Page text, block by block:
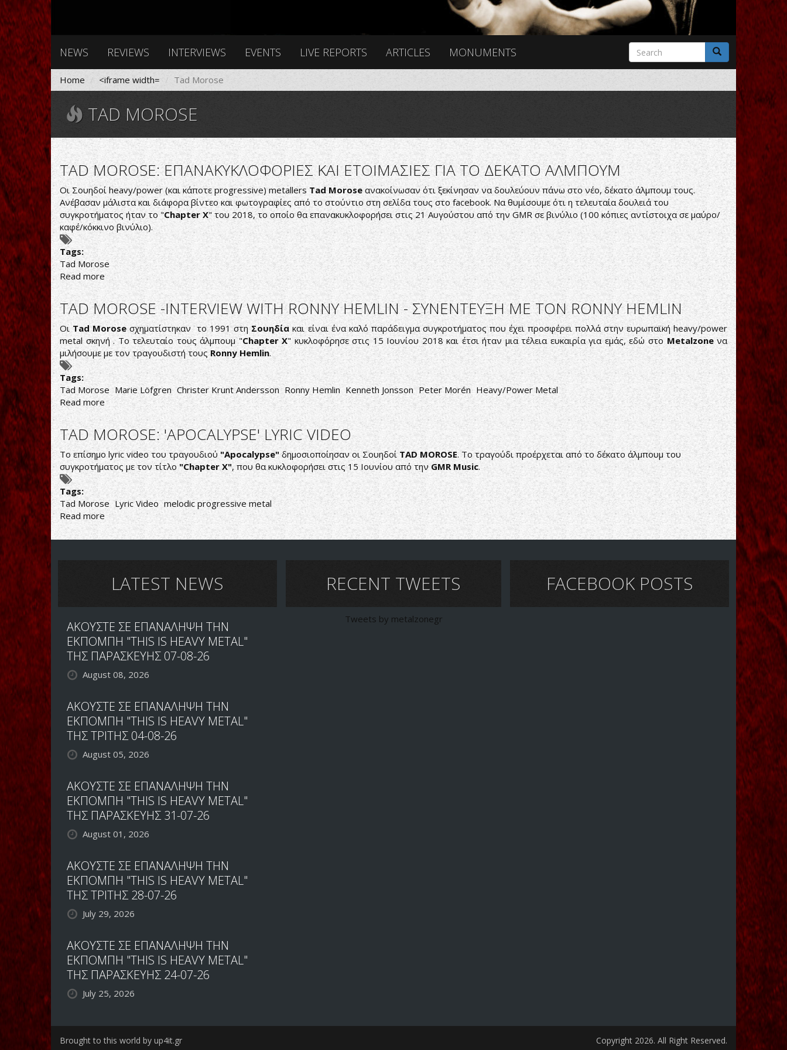
NEWS REVIEWS INTERVIEWS EVENTS LIVE REPORTS ARTICLES MONUMENTS
Search
form
Search
Home <iframe width= Tad Morose
TAD MOROSE
TAD MOROSE: ΕΠΑΝΑΚΥΚΛΟΦΟΡΙΕΣ ΚΑΙ ETOIMAΣΙΕΣ ΓΙΑ ΤΟ ΔΕΚΑΤΟ ΑΛΜΠΟΥΜ
Οι Σουηδοί heavy/power (και κάποτε progressive) metallers Tad Moroseανακοίνωσαν ότι ξεκίνησαν να δουλεύουν πάνω στο νέο, δέκατο άλμπουμ τους.
Ανέβασαν μάλιστα και διάφορα βίντεο και φωτογραφίες από το στούντιο στη σελίδα τους στο facebook. Nα θυμίσουμε ότι η τελευταία δουλειά του
συγκροτήματος ήταν το "Chapter X" του 2018, το οποίο θα επανακυκλοφορήσει στις 21 Αυγούστου από την GMR σε βινύλιο (100 κόπιες αντίστοιχα σε μαύρο/
καφέ/κόκκινο βινύλιο).
Tags:
Tad Morose
Read more about
TAD
MOROSE:
ΕΠΑΝΑΚΥΚΛΟΦΟΡΙΕΣ
ΚΑΙ
ETOIMAΣΙΕΣ
ΓΙΑ
ΤΟ
ΔΕΚΑΤΟ
ΑΛΜΠΟΥΜ
TAD MOROSE -INTERVIEW WITH RONNY HEMLIN - ΣΥΝΕΝΤΕΥΞΗ ΜΕ ΤΟΝ RONNY HEMLIN
ΟιTad Moroseσχηματίστηκαν το 1991 στηΣουηδίακαι είναι ένα καλό παράδειγμα συγκροτήματος που έχει προσφέρει πολλά στην ευρωπαϊκή heavy/power
metal σκηνή . Το τελευταίο τους άλμπουμ "Chapter X" κυκλοφόρησε στις 15 Ιουνίου 2018 και έτσι ήταν μια τέλεια ευκαιρία για εμάς, εδώ στο Metalzoneνα
μιλήσουμε με τον τραγουδιστή τουςRonny Hemlin.
Tags:
Tad Morose Marie Löfgren Christer Krunt Andersson Ronny Hemlin Kenneth Jonsson Peter Morén Heavy/Power Metal
Read moreabout
TAD
MOROSE
-
INTERVIEW
WITH
RONNY
HEMLIN
-
ΣΥΝΕΝΤΕΥΞΗ
ΜΕ
ΤΟΝ
HEMLIN
TAD MOROSE: 'APOCALYPSE' LYRIC VIDEO
Το επίσημο lyric video του τραγουδιού "Apocalypse"δημοσιοποίησαν οι ΣουηδοίTADMOROSE. Το τραγούδι προέρχεται από το δέκατο άλμπουμ του
συγκροτήματος με τον τίτλο "ChapterX", που θα κυκλοφορήσει στις 15 Ιουνίου από την GMRMusic.
Tags:
Tad Morose Lyric Video melodic progressive metal
Read more about
TAD
MOROSE:
VIDEO
LATEST NEWS
ΑΚΟΥΣΤΕ ΣΕ ΕΠΑΝΑΛΗΨΗ ΤΗΝ
ΕΚΠΟΜΠΗ "THIS IS HEAVY METAL"
ΤΗΣ ΠΑΡΑΣΚΕΥΗΣ 07-08-26
August 08, 2026
ΑΚΟΥΣΤΕ ΣΕ ΕΠΑΝΑΛΗΨΗ ΤΗΝ
ΕΚΠΟΜΠΗ "THIS IS HEAVY METAL"
ΤΗΣ ΤΡΙΤΗΣ 04-08-26
August 05, 2026
ΑΚΟΥΣΤΕ ΣΕ ΕΠΑΝΑΛΗΨΗ ΤΗΝ
ΕΚΠΟΜΠΗ "THIS IS HEAVY METAL"
ΤΗΣ ΠΑΡΑΣΚΕΥΗΣ 31-07-26
August 01, 2026
ΑΚΟΥΣΤΕ ΣΕ ΕΠΑΝΑΛΗΨΗ ΤΗΝ
ΕΚΠΟΜΠΗ "THIS IS HEAVY METAL"
ΤΗΣ ΤΡΙΤΗΣ 28-07-26
July 29, 2026
ΑΚΟΥΣΤΕ ΣΕ ΕΠΑΝΑΛΗΨΗ ΤΗΝ
ΕΚΠΟΜΠΗ "THIS IS HEAVY METAL"
ΤΗΣ ΠΑΡΑΣΚΕΥΗΣ 24-07-26
July 25, 2026
RECENT TWEETS
Tweets by metalzonegr
FACEBOOK POSTS
Brought to this world by up4it.gr Copyright 2026. All Right Reserved.